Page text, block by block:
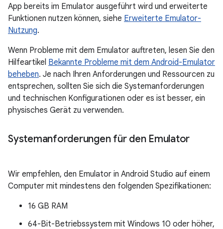
App bereits im Emulator ausgeführt wird und erweiterte
Funktionen nutzen können, siehe Erweiterte Emulator-
Nutzung.
Wenn Probleme mit dem Emulator auftreten, lesen Sie den
Hilfeartikel Bekannte Probleme mit dem Android-Emulator
beheben. Je nach Ihren Anforderungen und Ressourcen zu
entsprechen, sollten Sie sich die Systemanforderungen
und technischen Konfigurationen oder es ist besser, ein
physisches Gerät zu verwenden.
Systemanforderungen für den Emulator
Wir empfehlen, den Emulator in Android Studio auf einem
Computer mit mindestens den folgenden Spezifikationen:
16 GB RAM
64-Bit-Betriebssystem mit Windows 10 oder höher,